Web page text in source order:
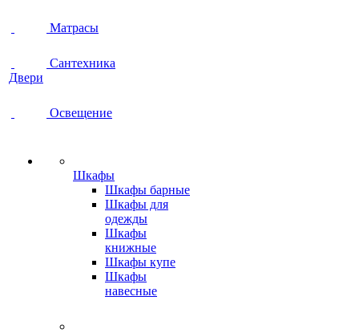
Матрасы
Сантехника
Двери
Освещение
Шкафы
Шкафы барные
Шкафы для
одежды
Шкафы
книжные
Шкафы купе
Шкафы
навесные